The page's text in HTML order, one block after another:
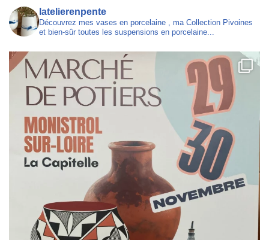
latelierenpente
Découvrez mes vases en porcelaine , ma Collection Pivoines
et bien-sûr toutes les suspensions en porcelaine...